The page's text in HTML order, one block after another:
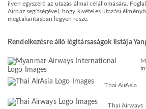
ilyen egyszerű az utazás álmai célállomására.
Airpaz segítségével, hogy kivételes utazási
megtakarításban legyen része.
Rendelkezésre álló légitársaságok listája
Thai AirAsia
Thai Airways